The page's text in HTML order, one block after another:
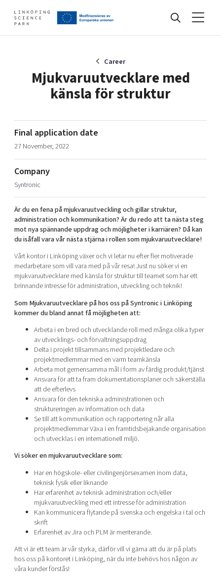
Find your network
Artificial intelligence
Cybersecurity
Internet of Things
Manufacturing industries
Global talent
Visual technologies
Shaping cities and regions
Bright East
East Sweden Tech Women
Reversed mentorship
Current offers and activities
Develop your company
Upgrade your skills & master new ones
Tech startups
Upscaling
Startup & industry collaboration
Offers to boost your business
Funding opportunities
About
Our story, mission & vision
Our community of companies
Projects
Publications
Project toolbox
Our clusters
Reach out to us
Locations
40 years anniversary
Today's lunch in Mjärdevi
Career
Mjukvaruutvecklare med
känsla för struktur
Final application date
27 November, 2022
Company
Syntronic
Är du en fena på mjukvaruutveckling och gillar struktur,
administration och kommunikation? Är du redo att ta nästa steg
mot nya spännande uppdrag och möjligheter i karriären? Då kan
du isåfall vara vår nästa stjärna i rollen som mjukvaruutvecklare!
Vårt kontor i Linköping växer och vi letar nu efter fler motiverade
medarbetare som vill vara med på vår resa! Just nu söker vi en
mjukvaruutvecklare med känsla för struktur till teamet som har ett
brinnande intresse för administration, utveckling och teknik!
Som Mjukvaruutvecklare på hos oss på Syntronic i Linköping
kommer du bland annat få möjligheten att:
Arbeta i en bred och utvecklande roll med många olika typer
av utvecklings- och förvaltningsuppdrag
Delta i projekt tillsammans med projektledare och
projektmedlemmar med en varm teamkänsla
Arbeta mot gemensamma mål i form av färdig produkt/tjänst
Ansvara för att ta fram dokumentationsplaner och säkerställa
att de efterlevs
Ansvara för den tekniska administrationen och
struktureringen av information och data
Se till att kommunikation och rapportering når alla
projektmedlemmar Växa i en framtidsbejakande organisation
och utvecklas i en internationell miljö.
Vi söker en mjukvaruutvecklare som:
Har en högskole- eller civilingenjörsexamen inom data,
teknisk fysik eller liknande
Har erfarenhet av teknisk administration och/eller
mjukvaruutveckling med ett intresse för administration
Kan kommunicera flytande på svenska och engelska i tal och
skrift
Erfarenhet av Jira och PLM är meriterande.
Att vi är ett team är vår styrka, därför vill vi gärna att du är på plats
hos oss på kontoret i Linköping, när du inte behövs hos någon av
våra kunder förstås!